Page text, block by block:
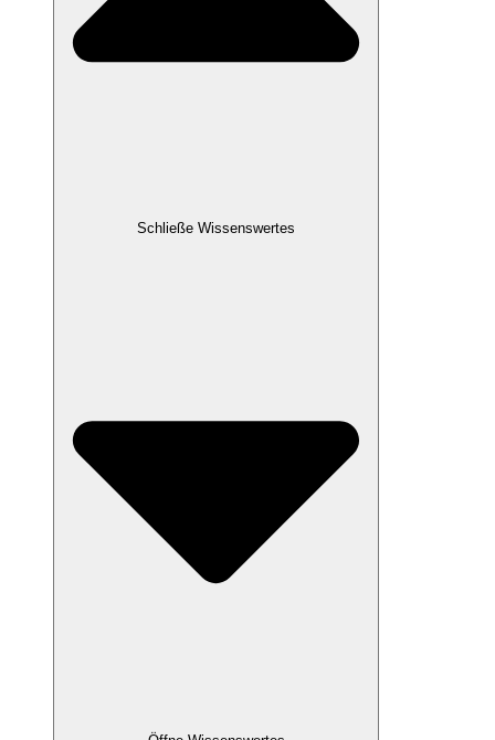
Schließe Wissenswertes